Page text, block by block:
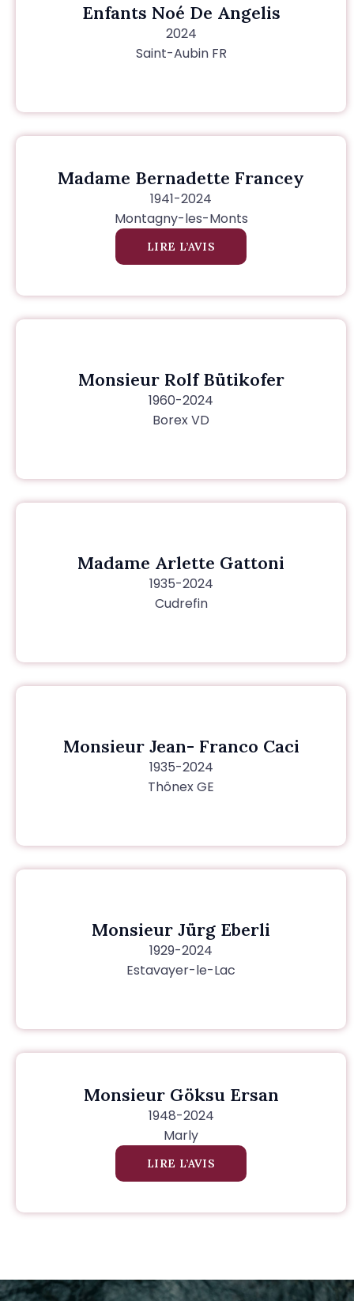
Enfants Noé De Angelis
2024
Saint-Aubin FR
Madame Bernadette Francey
1941-2024
Montagny-les-Monts
LIRE L’AVIS
Monsieur Rolf Bütikofer
1960-2024
Borex VD
Madame Arlette Gattoni
1935-2024
Cudrefin
Monsieur Jean- Franco Caci
1935-2024
Thônex GE
Monsieur Jürg Eberli
1929-2024
Estavayer-le-Lac
Monsieur Göksu Ersan
1948-2024
Marly
LIRE L’AVIS